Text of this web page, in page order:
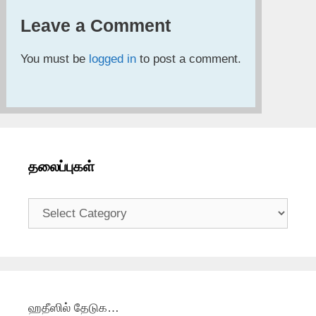
Leave a Comment
You must be logged in to post a comment.
தலைப்புகள்
தலைப்புகள்
ஹதீஸில் தேடுக…